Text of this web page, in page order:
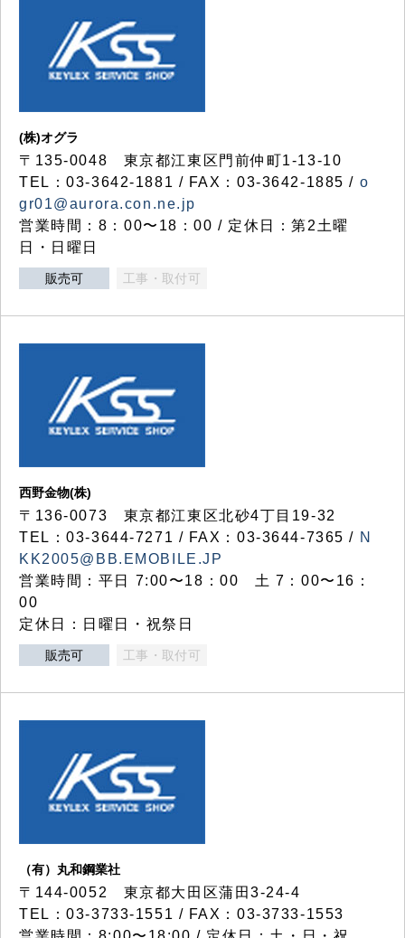
(株)オグラ
〒135-0048 東京都江東区門前仲町1-13-10
TEL：03-3642-1881 / FAX：03-3642-1885 / o
gr01@aurora.con.ne.jp
営業時間：8：00〜18：00 / 定休日：第2土曜
日・日曜日
販売可 工事・取付可
西野金物(株)
〒136-0073 東京都江東区北砂4丁目19-32
TEL：03‐3644‐7271 / FAX：03-3644-7365 / N
KK2005@BB.EMOBILE.JP
営業時間：平日 7:00〜18：00 土 7：00〜16：
00
定休日：日曜日・祝祭日
販売可 工事・取付可
（有）丸和鋼業社
〒144-0052 東京都大田区蒲田3-24-4
TEL：03-3733-1551 / FAX：03-3733-1553